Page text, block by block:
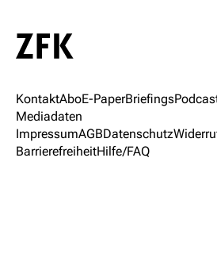
KontaktAboE-PaperBriefings
Mediadaten
ImpressumAGBDatenschutz
BarrierefreiheitHilfe/FAQ